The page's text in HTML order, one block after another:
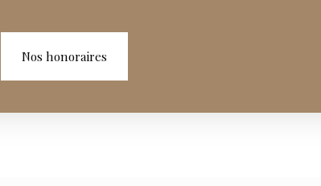
Nos honoraires